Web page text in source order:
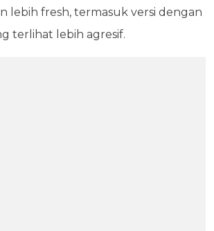
lebih fresh, termasuk versi dengan
terlihat lebih agresif.